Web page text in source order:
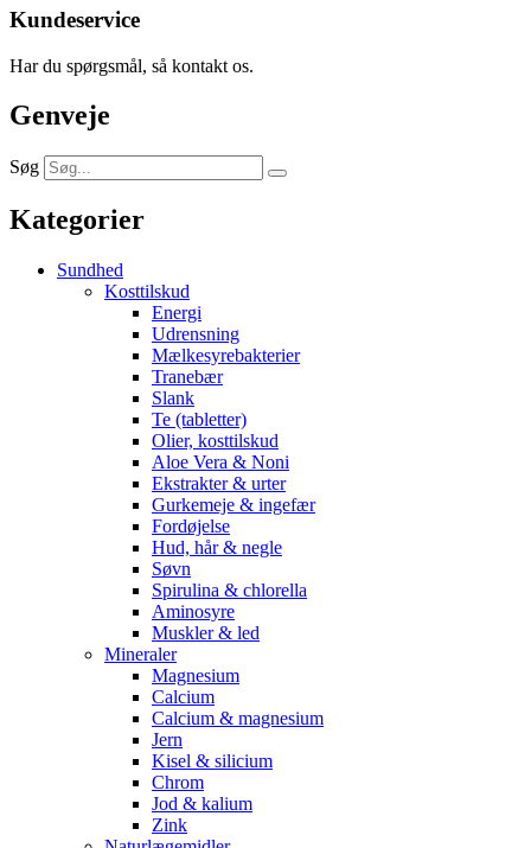
Kundeservice
Har du spørgsmål, så kontakt os.
Genveje
Søg
Kategorier
Sundhed
Kosttilskud
Energi
Udrensning
Mælkesyrebakterier
Tranebær
Slank
Te (tabletter)
Olier, kosttilskud
Aloe Vera & Noni
Ekstrakter & urter
Gurkemeje & ingefær
Fordøjelse
Hud, hår & negle
Søvn
Spirulina & chlorella
Aminosyre
Muskler & led
Mineraler
Magnesium
Calcium
Calcium & magnesium
Jern
Kisel & silicium
Chrom
Jod & kalium
Zink